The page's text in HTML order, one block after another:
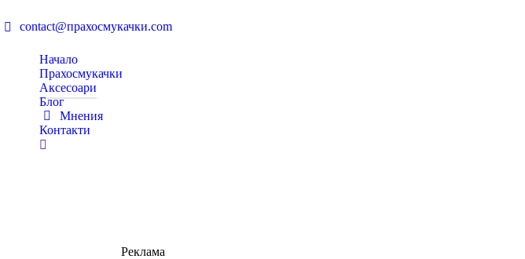
contact@прахосмукачки.com
Начало
Прахосмукачки
Аксесоари
Блог
Мнения
Контакти
Search:
Реклама